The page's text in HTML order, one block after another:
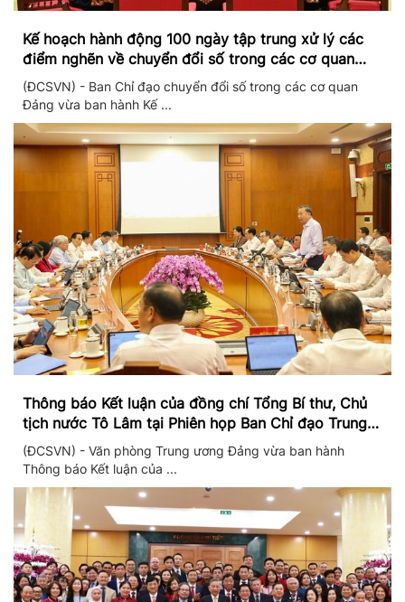
Kế hoạch hành động 100 ngày tập trung xử lý các
điểm nghẽn về chuyển đổi số trong các cơ quan
Đảng
(ĐCSVN) - Ban Chỉ đạo chuyển đổi số trong các cơ quan
Đảng vừa ban hành Kế ...
Thông báo Kết luận của đồng chí Tổng Bí thư, Chủ
tịch nước Tô Lâm tại Phiên họp Ban Chỉ đạo Trung
ương thực hiện Nghị quyết 57
(ĐCSVN) - Văn phòng Trung ương Đảng vừa ban hành
Thông báo Kết luận của ...